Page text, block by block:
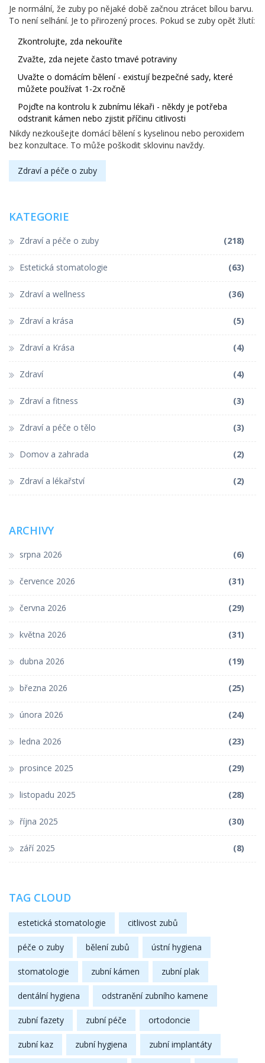
Je normální, že zuby po nějaké době začnou ztrácet bílou barvu.
To není selhání. Je to přirozený proces. Pokud se zuby opět žlutí:
Zkontrolujte, zda nekouříte
Zvažte, zda nejete často tmavé potraviny
Uvažte o domácím bělení - existují bezpečné sady, které
můžete používat 1-2x ročně
Pojďte na kontrolu k zubnímu lékaři - někdy je potřeba
odstranit kámen nebo zjistit příčinu citlivosti
Nikdy nezkoušejte domácí bělení s kyselinou nebo peroxidem
bez konzultace. To může poškodit sklovinu navždy.
Zdraví a péče o zuby
KATEGORIE
Zdraví a péče o zuby (218)
Estetická stomatologie (63)
Zdraví a wellness (36)
Zdraví a krása (5)
Zdraví a Krása (4)
Zdraví (4)
Zdraví a fitness (3)
Zdraví a péče o tělo (3)
Domov a zahrada (2)
Zdraví a lékařství (2)
ARCHIVY
srpna 2026 (6)
července 2026 (31)
června 2026 (29)
května 2026 (31)
dubna 2026 (19)
března 2026 (25)
února 2026 (24)
ledna 2026 (23)
prosince 2025 (29)
listopadu 2025 (28)
října 2025 (30)
září 2025 (8)
TAG CLOUD
estetická stomatologie citlivost zubů
péče o zuby bělení zubů ústní hygiena
stomatologie zubní kámen zubní plak
dentální hygiena odstranění zubního kamene
zubní fazety zubní péče ortodoncie
zubní kaz zubní hygiena zubní implantáty